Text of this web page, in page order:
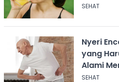
SEHAT
Nyeri
yang
Alami
SEHAT